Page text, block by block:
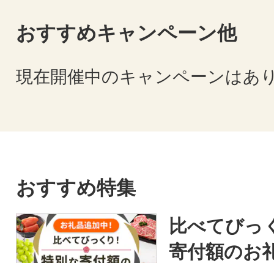
おすすめキャンペーン他
現在開催中のキャンペーンはあ
おすすめ特集
比べてびっ
寄付額のお